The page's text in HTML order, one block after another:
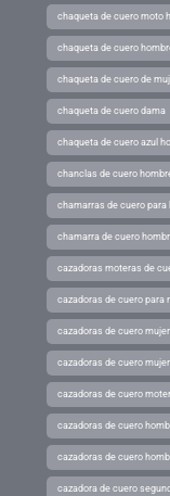
chaqueta de cuero moto
chaqueta de cuero
chaqueta de cuero de
chaqueta de cuero dama
chaqueta de cuero azul
chanclas de cuero
chamarras de cuero para
chamarra de cuero
cazadoras moteras de
cazadoras de cuero para
cazadoras de cuero
cazadoras de cuero
cazadoras de cuero
cazadoras de cuero
cazadoras de cuero
cazadora de cuero